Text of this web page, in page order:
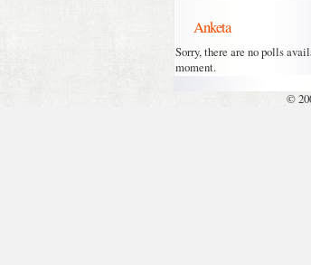
Anketa
Sorry, there are no polls
moment.
©